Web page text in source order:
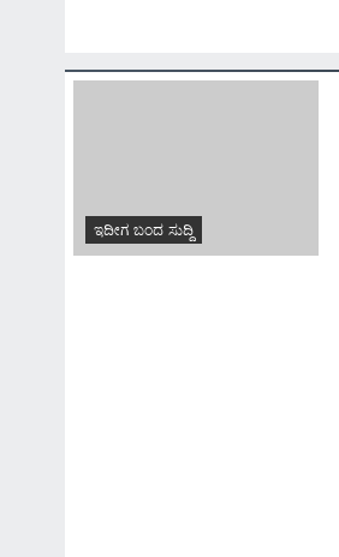
ಇದೀಗ ಬಂದ ಸುದ್ದಿ